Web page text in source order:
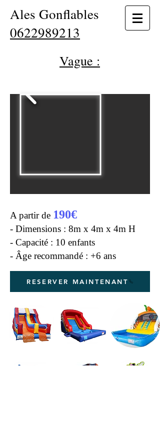
Ales Gonflables
0622989213
Vague :
A partir de 190€
- Dimensions : 8m x 4m x 4m H
- Capacité : 10 enfants
- Âge recommandé : +6 ans
RESERVER MAINTENANT